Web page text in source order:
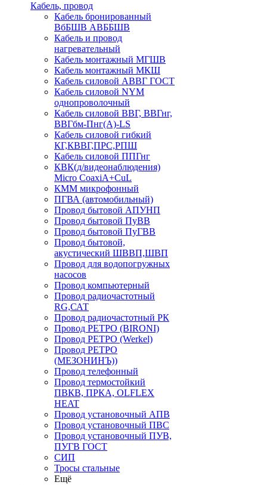
Кабель, провод
Кабель бронированный
ВбБШВ АВББШВ
Кабель и провод
нагревательный
Кабель монтажный МГШВ
Кабель монтажный МКШ
Кабель силовой АВВГ ГОСТ
Кабель силовой NYM
однопроволочный
Кабель силовой ВВГ, ВВГнг,
ВВГбм-Пнг(А)-LS
Кабель силовой гибкий
КГ,КВВГ,ПРС,РПШ
Кабель силовой ППГнг
КВК(д/видеонаблюдения)
Micro CoaxiA+CuL
КММ микрофонный
ПГВА (автомобильный)
Провод бытовой АПУНП
Провод бытовой ПуВВ
Провод бытовой ПуГВВ
Провод бытовой,
акустический ШВВП,ШВП
Провод для водопогружных
насосов
Провод компьютерный
Провод радиочастотный
RG,САТ
Провод радиочастотный РК
Провод РЕТРО (BIRONI)
Провод РЕТРО (Werkel)
Провод РЕТРО
(МЕЗОНИНЪ))
Провод телефонный
Провод термостойкий
ПВКВ, ПРКА, OLFLEX
HEAT
Провод установочный АПВ
Провод установочный ПВС
Провод установочный ПУВ,
ПУГВ ГОСТ
СИП
Тросы стальные
Ещё